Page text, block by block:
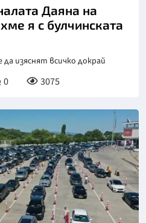
Даяна на
я с булчинската
изяснят всичко докрай
0 3075